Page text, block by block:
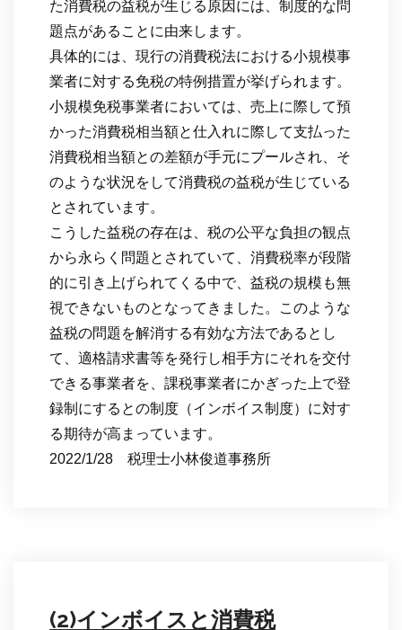
た消費税の益税が生じる原因には、制度的な問
題点があることに由来します。
具体的には、現行の消費税法における小規模事
業者に対する免税の特例措置が挙げられます。
小規模免税事業者においては、売上に際して預
かった消費税相当額と仕入れに際して支払った
消費税相当額との差額が手元にプールされ、そ
のような状況をして消費税の益税が生じている
とされています。
こうした益税の存在は、税の公平な負担の観点
から永らく問題とされていて、消費税率が段階
的に引き上げられてくる中で、益税の規模も無
視できないものとなってきました。このような
益税の問題を解消する有効な方法であるとし
て、適格請求書等を発行し相手方にそれを交付
できる事業者を、課税事業者にかぎった上で登
録制にするとの制度（インボイス制度）に対す
る期待が高まっています。
2022/1/28 税理士小林俊道事務所
(2)インボイスと消費税